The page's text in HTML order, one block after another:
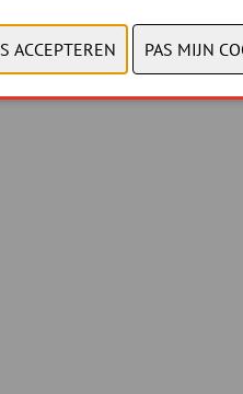
Privacy policy